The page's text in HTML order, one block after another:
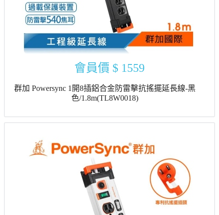
會員價 $ 1559
群加 Powersync 1開8插鋁合金防雷擊抗搖擺延長線-黑
色/1.8m(TL8W0018)